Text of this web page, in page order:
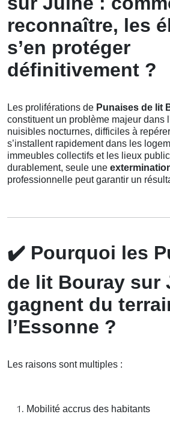
reconnaître, les
s’en protéger
définitivement ?
Les proliférations de Punaises de lit
constituent un problème majeur dans
nuisibles nocturnes, difficiles à
s’installent rapidement dans les
immeubles collectifs et les lieux
durablement, seule une
professionnelle peut garantir un
✔️ Pourquoi les
de lit Bouray sur
gagnent du
l’Essonne ?
Les raisons sont multiples :
Mobilité accrus des habitants